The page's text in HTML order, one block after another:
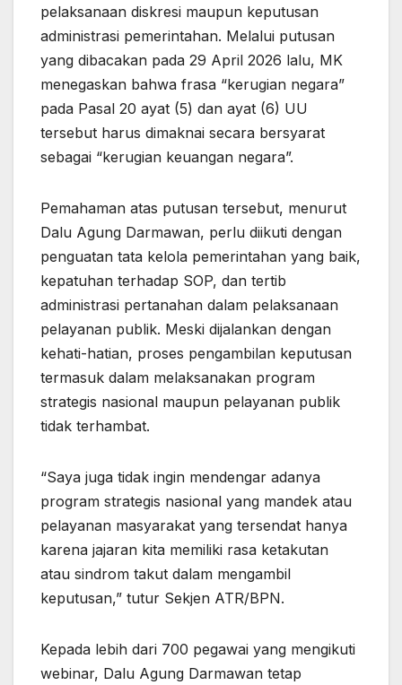
pelaksanaan diskresi maupun keputusan
administrasi pemerintahan. Melalui putusan
yang dibacakan pada 29 April 2026 lalu, MK
menegaskan bahwa frasa “kerugian negara”
pada Pasal 20 ayat (5) dan ayat (6) UU
tersebut harus dimaknai secara bersyarat
sebagai “kerugian keuangan negara”.
Pemahaman atas putusan tersebut, menurut
Dalu Agung Darmawan, perlu diikuti dengan
penguatan tata kelola pemerintahan yang baik,
kepatuhan terhadap SOP, dan tertib
administrasi pertanahan dalam pelaksanaan
pelayanan publik. Meski dijalankan dengan
kehati-hatian, proses pengambilan keputusan
termasuk dalam melaksanakan program
strategis nasional maupun pelayanan publik
tidak terhambat.
“Saya juga tidak ingin mendengar adanya
program strategis nasional yang mandek atau
pelayanan masyarakat yang tersendat hanya
karena jajaran kita memiliki rasa ketakutan
atau sindrom takut dalam mengambil
keputusan,” tutur Sekjen ATR/BPN.
Kepada lebih dari 700 pegawai yang mengikuti
webinar, Dalu Agung Darmawan tetap